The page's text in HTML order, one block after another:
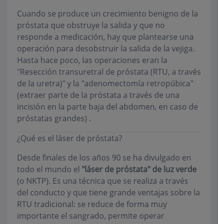
Cuando se produce un crecimiento benigno de la
próstata que obstruye la salida y que no
responde a medicación, hay que plantearse una
operación para desobstruir la salida de la vejiga.
Hasta hace poco, las operaciones eran la
"Resección transuretral de próstata (RTU, a través
de la uretra)" y la "adenomectomía retropúbica"
(extraer parte de la próstata a través de una
incisión en la parte baja del abdomen, en caso de
próstatas grandes) .
¿Qué es el láser de próstata?
Desde finales de los años 90 se ha divulgado en
todo el mundo el "láser de próstata" de luz verde
(o NKTP). Es una técnica que se realiza a través
del conducto y que tiene grande ventajas sobre la
RTU tradicional: se reduce de forma muy
importante el sangrado, permite operar